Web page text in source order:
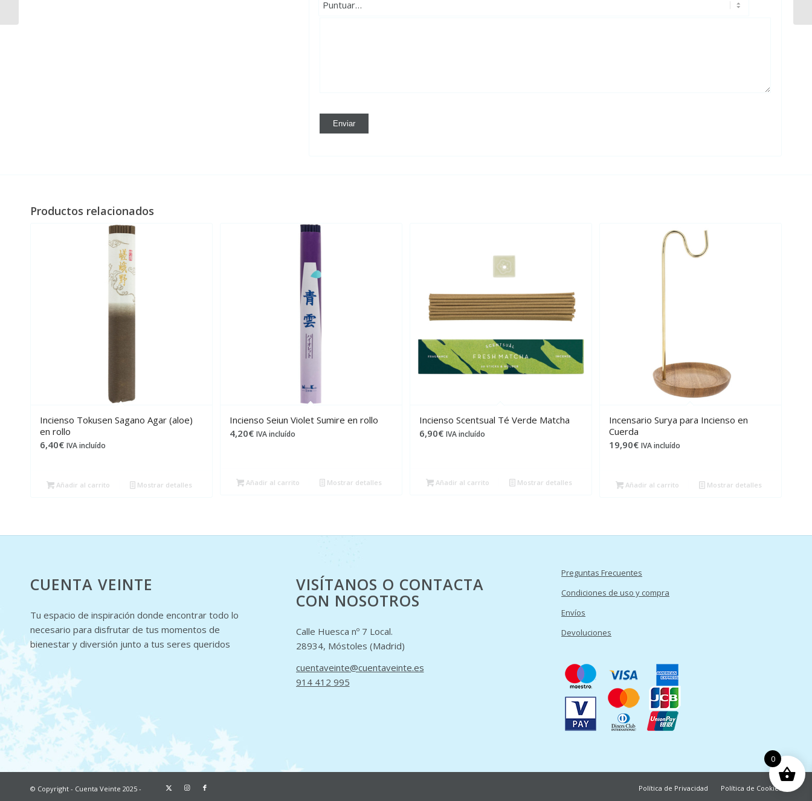
Productos relacionados
Incienso Tokusen Sagano Agar (aloe)
en rollo
6,40€ IVA incluído
Añadir al carrito Mostrar detalles
Incienso Seiun Violet Sumire en rollo
4,20€ IVA incluído
Añadir al carrito Mostrar detalles
Incienso Scentsual Té Verde Matcha
6,90€ IVA incluído
Añadir al carrito Mostrar detalles
Incensario Surya para Incienso en
Cuerda
19,90€ IVA incluído
Añadir al carrito Mostrar detalles
CUENTA VEINTE
Tu espacio de inspiración donde encontrar todo lo
necesario para disfrutar de tus momentos de
bienestar y diversión junto a tus seres queridos
VISÍTANOS O CONTACTA
CON NOSOTROS
Calle Huesca nº 7 Local.
28934, Móstoles (Madrid)
cuentaveinte@cuentaveinte.es
914 412 995
Preguntas Frecuentes
Condiciones de uso y compra
Envíos
Devoluciones
© Copyright - Cuenta Veinte 2025 - Política de Privacidad Política de Cookies
0